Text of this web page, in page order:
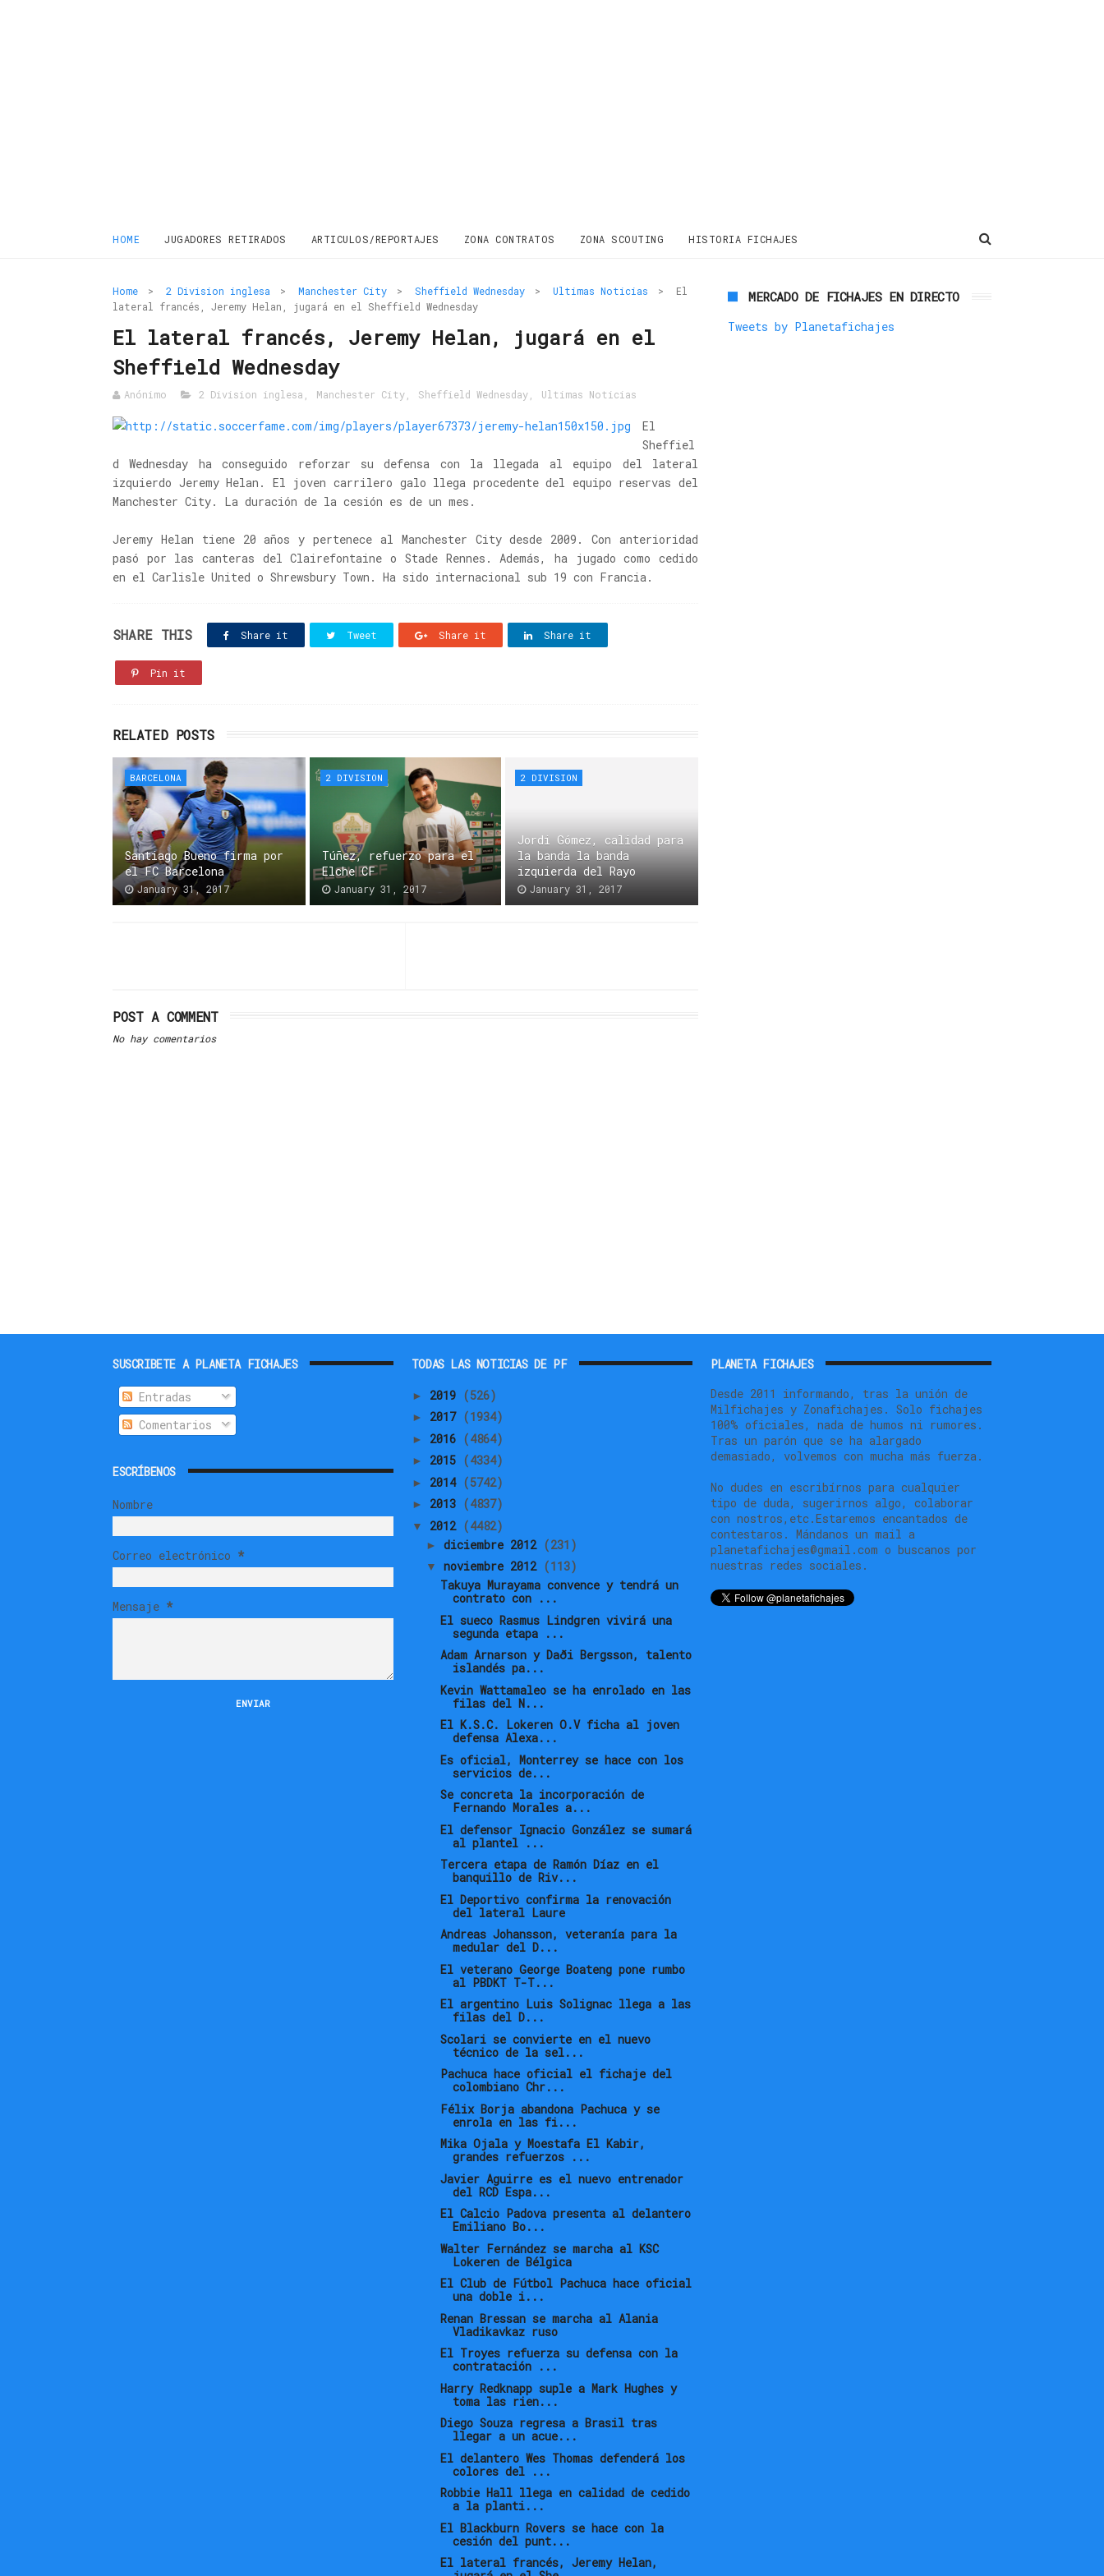
HOME JUGADORES RETIRADOS ARTICULOS/REPORTAJES ZONA CONTRATOS ZONA SCOUTING HISTORIA FICHAJES
Home > 2 Division inglesa > Manchester City > Sheffield Wednesday > Ultimas Noticias >
El
lateral francés, Jeremy Helan, jugará en el Sheffield Wednesday
El lateral francés, Jeremy Helan, jugará en el
Sheffield Wednesday
Anónimo 2 Division inglesa Manchester City Sheffield Wednesday Ultimas Noticias
El
Sheffiel
d Wednesday ha conseguido reforzar su defensa con la llegada al equipo del lateral
izquierdo Jeremy Helan. El joven carrilero galo llega procedente del equipo reservas del
Manchester City. La duración de la cesión es de un mes.
Jeremy Helan tiene 20 años y pertenece al Manchester City desde 2009. Con anterioridad
pasó por las canteras del Clairefontaine o Stade Rennes. Además, ha jugado como cedido
en el Carlisle United o Shrewsbury Town. Ha sido internacional sub 19 con Francia.
SHARE THIS Share it Tweet Share it Share it
Pin it
RELATED POSTS
BARCELONA
Santiago Bueno firma por
el FC Barcelona
January 31, 2017
2 DIVISION
Túñez, refuerzo para el
Elche CF
January 31, 2017
2 DIVISION
Jordi Gómez, calidad para
la banda la banda
izquierda del Rayo
January 31, 2017
POST A COMMENT
No hay comentarios
MERCADO DE FICHAJES EN DIRECTO
Tweets by Planetafichajes
SUSCRIBETE A PLANETA FICHAJES
Entradas
Comentarios
ESCRÍBENOS
Nombre
Correo electrónico *
Mensaje *
TODAS LAS NOTICIAS DE PF
► 2019 (526)
► 2017 (1934)
► 2016 (4864)
► 2015 (4334)
► 2014 (5742)
► 2013 (4837)
▼ 2012 (4482)
► diciembre 2012 (231)
▼ noviembre 2012 (113)
Takuya Murayama convence y tendrá un
contrato con ...
El sueco Rasmus Lindgren vivirá una
segunda etapa ...
Adam Arnarson y Daði Bergsson, talento
islandés pa...
Kevin Wattamaleo se ha enrolado en las
filas del N...
El K.S.C. Lokeren O.V ficha al joven
defensa Alexa...
Es oficial, Monterrey se hace con los
servicios de...
Se concreta la incorporación de
Fernando Morales a...
El defensor Ignacio González se sumará
al plantel ...
Tercera etapa de Ramón Díaz en el
banquillo de Riv...
El Deportivo confirma la renovación
del lateral Laure
Andreas Johansson, veteranía para la
medular del D...
El veterano George Boateng pone rumbo
al PBDKT T-T...
El argentino Luis Solignac llega a las
filas del D...
Scolari se convierte en el nuevo
técnico de la sel...
Pachuca hace oficial el fichaje del
colombiano Chr...
Félix Borja abandona Pachuca y se
enrola en las fi...
Mika Ojala y Moestafa El Kabir,
grandes refuerzos ...
Javier Aguirre es el nuevo entrenador
del RCD Espa...
El Calcio Padova presenta al delantero
Emiliano Bo...
Walter Fernández se marcha al KSC
Lokeren de Bélgica
El Club de Fútbol Pachuca hace oficial
una doble i...
Renan Bressan se marcha al Alania
Vladikavkaz ruso
El Troyes refuerza su defensa con la
contratación ...
Harry Redknapp suple a Mark Hughes y
toma las rien...
Diego Souza regresa a Brasil tras
llegar a un acue...
El delantero Wes Thomas defenderá los
colores del ...
Robbie Hall llega en calidad de cedido
a la planti...
El Blackburn Rovers se hace con la
cesión del punt...
El lateral francés, Jeremy Helan,
PLANETA FICHAJES
Desde 2011 informando, tras la unión de
Milfichajes y Zonafichajes. Solo fichajes
100% oficiales, nada de humos ni rumores.
Tras un parón que se ha alargado
demasiado, volvemos con mucha más fuerza.
No dudes en escribírnos para cualquier
tipo de duda, sugerirnos algo, colaborar
con nostros,etc.Estaremos encantados de
contestaros. Mándanos un mail a
planetafichajes@gmail.com o buscanos por
nuestras redes sociales.